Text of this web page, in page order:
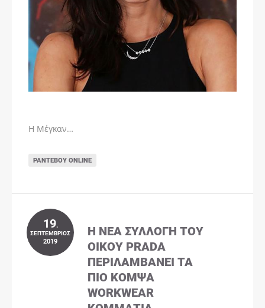
Η Μέγκαν…
ΡΑΝΤΕΒΟΎ ONLINE
19.
ΣΕΠΤΈΜΒΡΙΟΣ
2019
Η ΝΈΑ ΣΥΛΛΟΓΉ ΤΟΥ
ΟΊΚΟΥ PRADA
ΠΕΡΙΛΑΜΒΆΝΕΙ ΤΑ
ΠΙΟ ΚΟΜΨΆ
WORKWEAR